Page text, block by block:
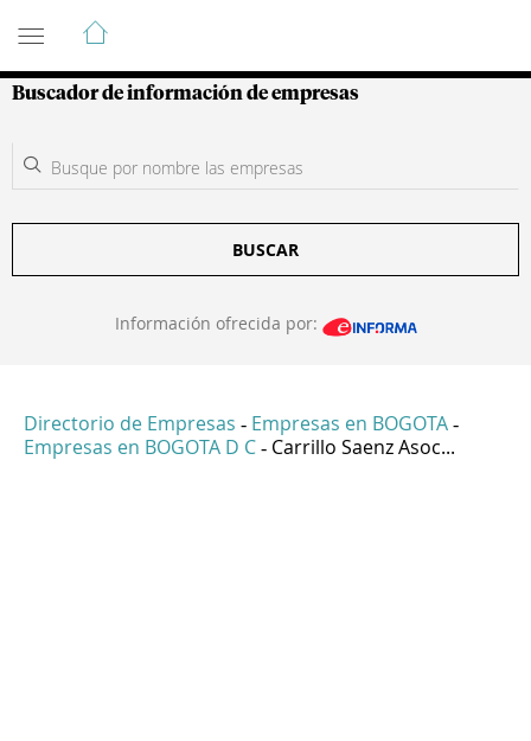
Guía de Empresas Colombianas
Buscador de información de empresas
BUSCAR
Información ofrecida por:
Directorio de Empresas - Empresas en BOGOTA -
Empresas en BOGOTA D C - Carrillo Saenz Asoc...